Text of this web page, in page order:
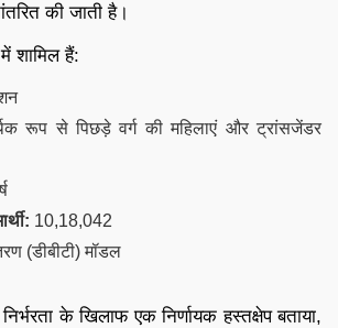
की जाती है।
शामिल हैं:
रूप से पिछड़े वर्ग की महिलाएं और ट्रांसजेंडर
10,18,042
(डीबीटी) मॉडल
के खिलाफ एक निर्णायक हस्तक्षेप बताया,